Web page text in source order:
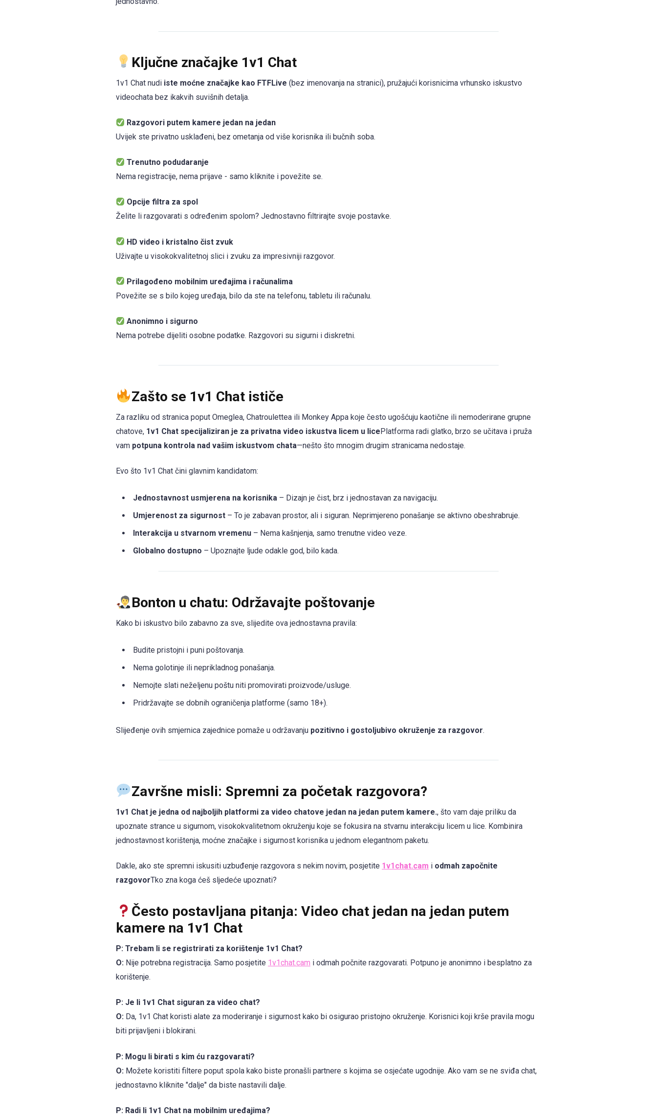
Ključne značajke 1v1 Chat
1v1 Chat nudi iste moćne značajke kao FTFLive (bez imenovanja na stranici), pružajući korisnicima vrhunsko iskustvo
videochata bez ikakvih suvišnih detalja.
Razgovori putem kamere jedan na jedan
Uvijek ste privatno usklađeni, bez ometanja od više korisnika ili bučnih soba.
Trenutno podudaranje
Nema registracije, nema prijave - samo kliknite i povežite se.
Opcije filtra za spol
Želite li razgovarati s određenim spolom? Jednostavno filtrirajte svoje postavke.
HD video i kristalno čist zvuk
Uživajte u visokokvalitetnoj slici i zvuku za impresivniji razgovor.
Prilagođeno mobilnim uređajima i računalima
Povežite se s bilo kojeg uređaja, bilo da ste na telefonu, tabletu ili računalu.
Anonimno i sigurno
Nema potrebe dijeliti osobne podatke. Razgovori su sigurni i diskretni.
Zašto se 1v1 Chat ističe
Za razliku od stranica poput Omeglea, Chatroulettea ili Monkey Appa koje često ugošćuju kaotične ili nemoderirane grupne
chatove, 1v1 Chat specijaliziran je za privatna video iskustva licem u licePlatforma radi glatko, brzo se učitava i pruža
vam potpuna kontrola nad vašim iskustvom chata—nešto što mnogim drugim stranicama nedostaje.
Evo što 1v1 Chat čini glavnim kandidatom:
Jednostavnost usmjerena na korisnika – Dizajn je čist, brz i jednostavan za navigaciju.
Umjerenost za sigurnost – To je zabavan prostor, ali i siguran. Neprimjereno ponašanje se aktivno obeshrabruje.
Interakcija u stvarnom vremenu – Nema kašnjenja, samo trenutne video veze.
Globalno dostupno – Upoznajte ljude odakle god, bilo kada.
Bonton u chatu: Održavajte poštovanje
Kako bi iskustvo bilo zabavno za sve, slijedite ova jednostavna pravila:
Budite pristojni i puni poštovanja.
Nema golotinje ili neprikladnog ponašanja.
Nemojte slati neželjenu poštu niti promovirati proizvode/usluge.
Pridržavajte se dobnih ograničenja platforme (samo 18+).
Slijeđenje ovih smjernica zajednice pomaže u održavanju pozitivno i gostoljubivo okruženje za razgovor.
Završne misli: Spremni za početak razgovora?
1v1 Chat je jedna od najboljih platformi za video chatove jedan na jedan putem kamere., što vam daje priliku da
upoznate strance u sigurnom, visokokvalitetnom okruženju koje se fokusira na stvarnu interakciju licem u lice. Kombinira
jednostavnost korištenja, moćne značajke i sigurnost korisnika u jednom elegantnom paketu.
Dakle, ako ste spremni iskusiti uzbuđenje razgovora s nekim novim, posjetite 1v1chat.cam i odmah započnite
razgovorTko zna koga ćeš sljedeće upoznati?
Često postavljana pitanja: Video chat jedan na jedan putem
kamere na 1v1 Chat
P: Trebam li se registrirati za korištenje 1v1 Chat?
O: Nije potrebna registracija. Samo posjetite 1v1chat.cam i odmah počnite razgovarati. Potpuno je anonimno i besplatno za
korištenje.
P: Je li 1v1 Chat siguran za video chat?
O: Da, 1v1 Chat koristi alate za moderiranje i sigurnost kako bi osigurao pristojno okruženje. Korisnici koji krše pravila mogu
biti prijavljeni i blokirani.
P: Mogu li birati s kim ću razgovarati?
O: Možete koristiti filtere poput spola kako biste pronašli partnere s kojima se osjećate ugodnije. Ako vam se ne sviđa chat,
jednostavno kliknite "dalje" da biste nastavili dalje.
P: Radi li 1v1 Chat na mobilnim uređajima?